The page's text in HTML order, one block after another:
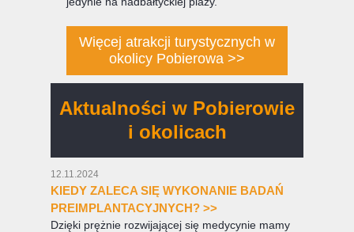
Więcej atrakcji turystycznych w
okolicy Pobierowa >>
Aktualności w Pobierowie
i okolicach
12.11.2024
KIEDY ZALECA SIĘ WYKONANIE BADAŃ
PREIMPLANTACYJNYCH? >>
Dzięki prężnie rozwijającej się medycynie mamy